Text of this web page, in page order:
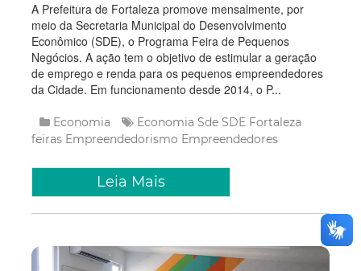
A Prefeitura de Fortaleza promove mensalmente, por
meio da Secretaria Municipal do Desenvolvimento
Econômico (SDE), o Programa Feira de Pequenos
Negócios. A ação tem o objetivo de estimular a geração
de emprego e renda para os pequenos empreendedores
da Cidade. Em funcionamento desde 2014, o P...
Economia Economia Sde SDE Fortaleza
feiras Empreendedorismo Empreendedores
Leia Mais